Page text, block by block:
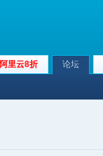
阿里云8折 论坛